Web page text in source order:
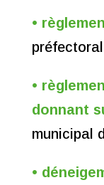
•
•
donnant
municipal
•